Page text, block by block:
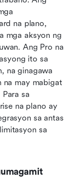
na plano,
mga aksyon ng
Ang Pro na
ito sa
na ginagawa
na may mabigat
sa
na plano ay
sa antas
sa